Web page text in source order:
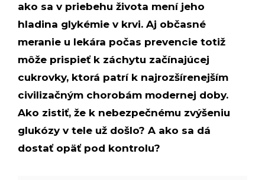
ako sa v priebehu života mení jeho
hladina glykémie v krvi. Aj občasné
meranie u lekára počas prevencie totiž
môže prispieť k záchytu začínajúcej
cukrovky, ktorá patrí k najrozšírenejším
civilizačným chorobám modernej doby.
Ako zistiť, že k nebezpečnému zvýšeniu
glukózy v tele už došlo? A ako sa dá
dostať opäť pod kontrolu?